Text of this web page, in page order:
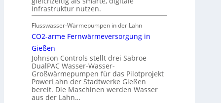
Infrastruktur nutzen.
Flusswasser-Wärmepumpen in der Lahn
CO2-arme Fernwärmeversorgung in
Gießen
Johnson Controls stellt drei Sabroe
DualPAC Wasser-Wasser-
Großwärmepumpen für das Pilotprojekt
PowerLahn der Stadtwerke Gießen
bereit. Die Maschinen werden Wasser
aus der Lahn…